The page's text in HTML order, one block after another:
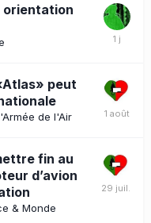
orientation
peut
de l'Air
fin au
d’avion
& Monde